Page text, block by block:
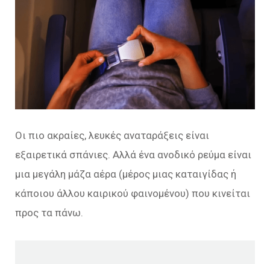
Οι πιο ακραίες, λευκές αναταράξεις είναι
εξαιρετικά σπάνιες. Αλλά ένα ανοδικό ρεύμα είναι
μια μεγάλη μάζα αέρα (μέρος μιας καταιγίδας ή
κάποιου άλλου καιρικού φαινομένου) που κινείται
προς τα πάνω.